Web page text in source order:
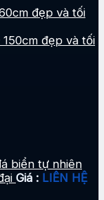
đẹp và tối
đẹp và tối
biển tự nhiên
Giá : LIÊN HỆ